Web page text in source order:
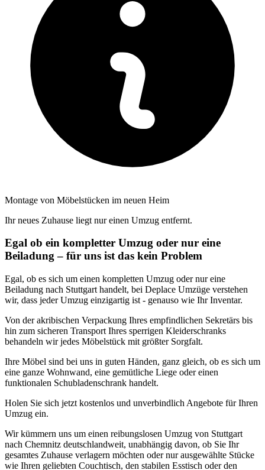
Montage von Möbelstücken im neuen Heim
Ihr neues Zuhause liegt nur einen Umzug entfernt.
Egal ob ein kompletter Umzug oder nur eine
Beiladung – für uns ist das kein Problem
Egal, ob es sich um einen kompletten Umzug oder nur eine
Beiladung nach Stuttgart handelt, bei Deplace Umzüge verstehen
wir, dass jeder Umzug einzigartig ist - genauso wie Ihr Inventar.
Von der akribischen Verpackung Ihres empfindlichen Sekretärs bis
hin zum sicheren Transport Ihres sperrigen Kleiderschranks
behandeln wir jedes Möbelstück mit größter Sorgfalt.
Ihre Möbel sind bei uns in guten Händen, ganz gleich, ob es sich um
eine ganze Wohnwand, eine gemütliche Liege oder einen
funktionalen Schubladenschrank handelt.
Holen Sie sich jetzt kostenlos und unverbindlich Angebote für Ihren
Umzug ein.
Wir kümmern uns um einen reibungslosen Umzug von Stuttgart
nach Chemnitz deutschlandweit, unabhängig davon, ob Sie Ihr
gesamtes Zuhause verlagern möchten oder nur ausgewählte Stücke
wie Ihren geliebten Couchtisch, den stabilen Esstisch oder den